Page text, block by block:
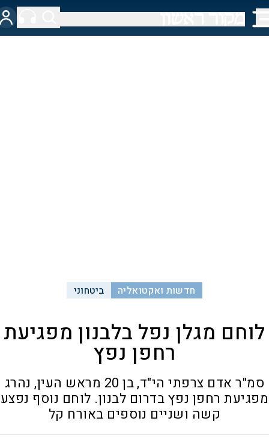
חדשות ואקטואליה ביטחוני
לוחם מגלן נפל בלבנון מפגיעת
רחפן נפץ
סמ"ר אדם צרפתי הי"ד, בן 20 מראש העין, נהרג
מפגיעת רחפן נפץ בדרום לבנון. לוחם נוסף נפצע
קשה ושניים נוספים באורח קל